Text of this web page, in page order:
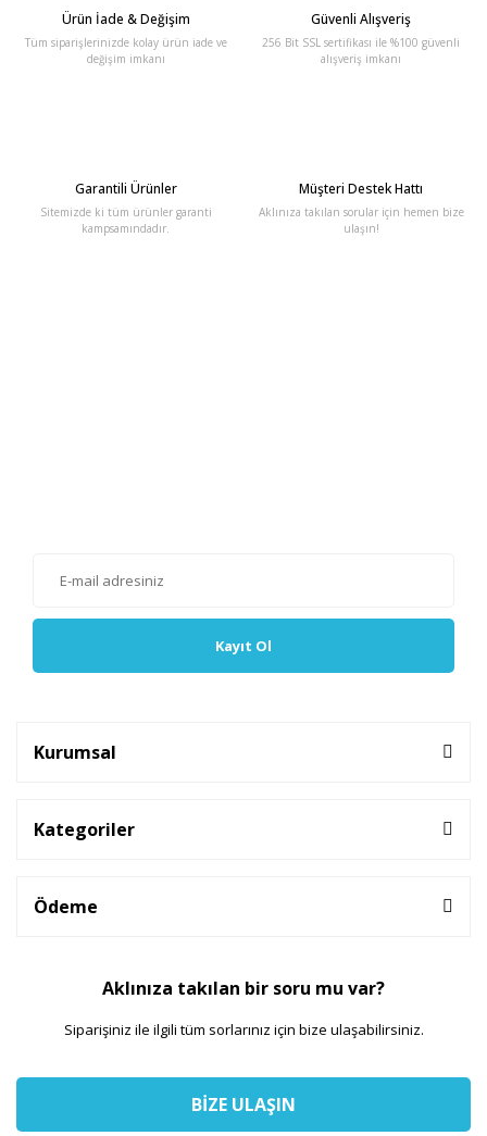
Ürün İade & Değişim
Tüm siparişlerinizde kolay ürün iade ve
değişim imkanı
Güvenli Alışveriş
256 Bit SSL sertifikası ile %100 güvenli
alışveriş imkanı
Garantili Ürünler
Sitemizde ki tüm ürünler garanti
kampsamındadır.
Müşteri Destek Hattı
Aklınıza takılan sorular için hemen bize
ulaşın!
Kayıt Ol
Kurumsal
Kategoriler
Ödeme
Aklınıza takılan bir soru mu var?
Siparişiniz ile ilgili tüm sorlarınız için bize ulaşabilirsiniz.
BİZE ULAŞIN